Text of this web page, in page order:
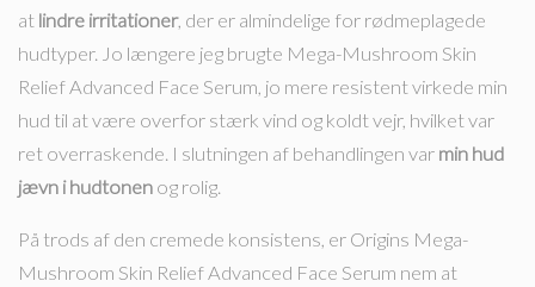
at lindre irritationer, der er almindelige for rødmeplagede
hudtyper. Jo længere jeg brugte Mega-Mushroom Skin
Relief Advanced Face Serum, jo mere resistent virkede min
hud til at være overfor stærk vind og koldt vejr, hvilket var
ret overraskende. I slutningen af behandlingen var min hud
jævn i hudtonen og rolig.
På trods af den cremede konsistens, er Origins Mega-
Mushroom Skin Relief Advanced Face Serum nem at